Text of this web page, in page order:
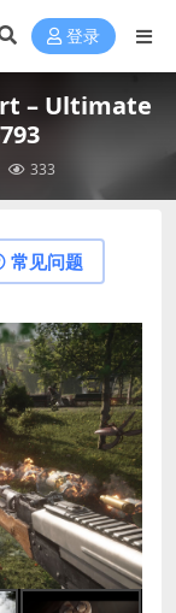
登录
– Ultimate
333
常见问题